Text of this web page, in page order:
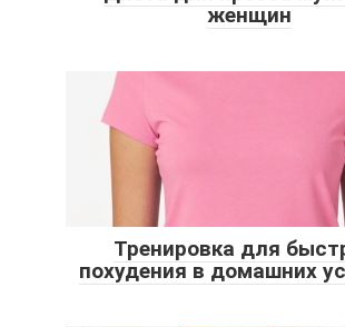
женщин
Тренировка для
похудения в домашних